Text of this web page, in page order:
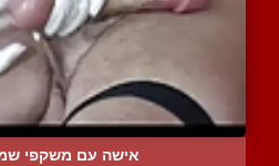
אישה עם משקפי